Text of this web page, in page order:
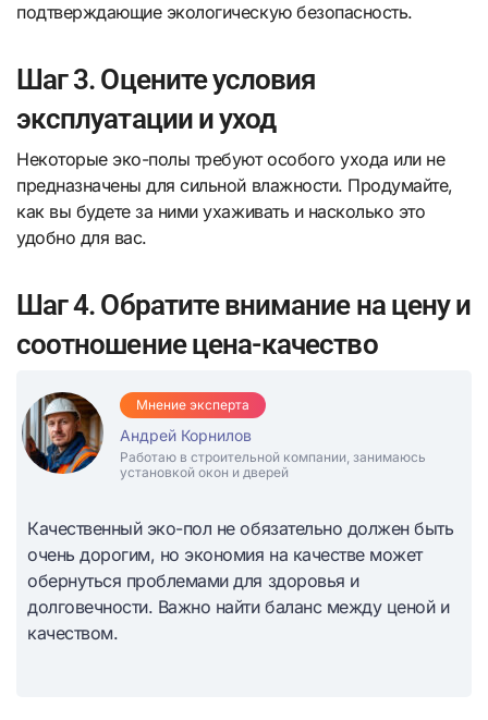
подтверждающие экологическую безопасность.
Шаг 3. Оцените условия
эксплуатации и уход
Некоторые эко-полы требуют особого ухода или не
предназначены для сильной влажности. Продумайте,
как вы будете за ними ухаживать и насколько это
удобно для вас.
Шаг 4. Обратите внимание на цену и
соотношение цена-качество
Мнение эксперта
Андрей Корнилов
Работаю в строительной компании, занимаюсь
установкой окон и дверей
Качественный эко-пол не обязательно должен быть
очень дорогим, но экономия на качестве может
обернуться проблемами для здоровья и
долговечности. Важно найти баланс между ценой и
качеством.